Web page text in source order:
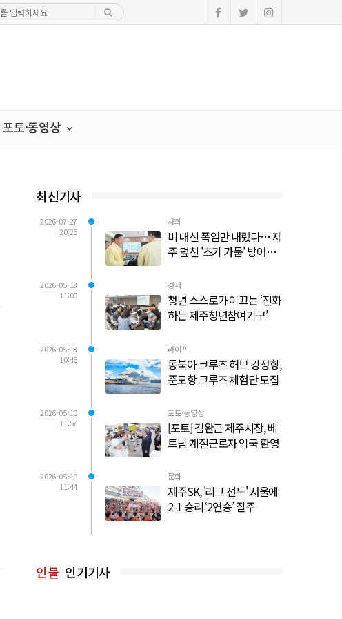
포토·동영상
최신기사
2026-07-27
20:25
사회
비 대신 폭염만 내렸다… 제
주 덮친 '초기 가뭄' 방어선
2026-05-13
11:00
경제
청년 스스로가 이끄는 ‘진화
하는 제주청년참여기구’
2026-05-13
10:46
라이프
동북아 크루즈 허브 강정항,
준모항 크루즈 체험단 모집
2026-05-10
11:57
포토·동영상
[포토] 김완근 제주시장, 베
트남 계절근로자 입국 환영
2026-05-10
11:44
문화
제주SK, '리그 선두' 서울에
2-1 승리 ‘2연승’ 질주
인물 인기기사